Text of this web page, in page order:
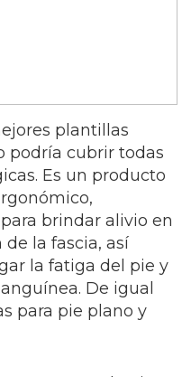
plantillas
podría cubrir todas
Es un producto
brindar alivio en
de la fascia, así
la fatiga del pie y
De igual
para pie plano y